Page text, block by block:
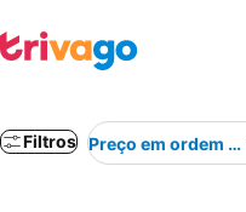
Filtros Preço em ordem